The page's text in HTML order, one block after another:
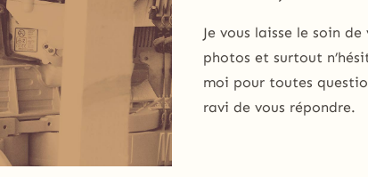
Je vous laisse le soin
photos et surtout
moi pour toutes
ravi de vous répondre.